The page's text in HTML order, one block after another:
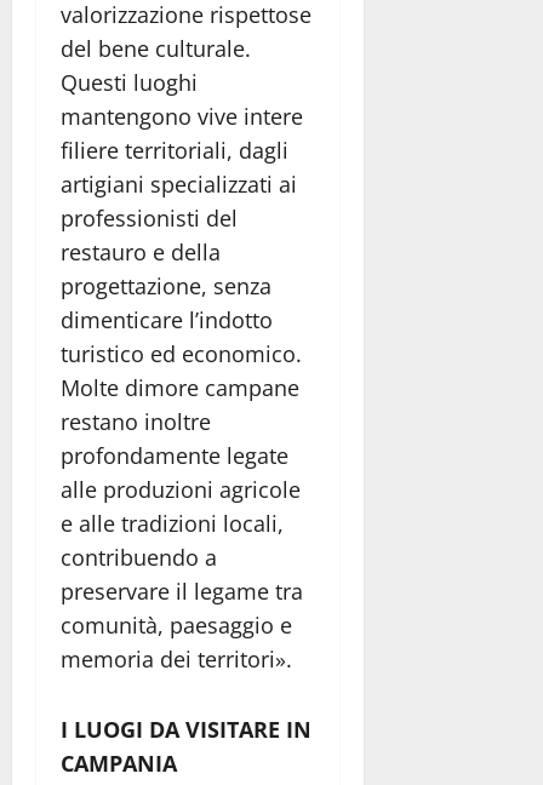
valorizzazione rispettose
del bene culturale.
Questi luoghi
mantengono vive intere
filiere territoriali, dagli
artigiani specializzati ai
professionisti del
restauro e della
progettazione, senza
dimenticare l’indotto
turistico ed economico.
Molte dimore campane
restano inoltre
profondamente legate
alle produzioni agricole
e alle tradizioni locali,
contribuendo a
preservare il legame tra
comunità, paesaggio e
memoria dei territori».
I LUOGI DA VISITARE IN
CAMPANIA